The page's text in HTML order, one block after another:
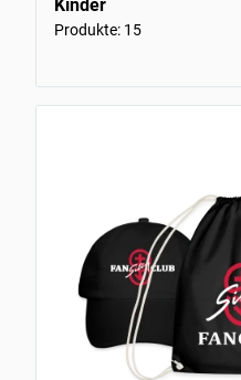
Kinder
Produkte: 15